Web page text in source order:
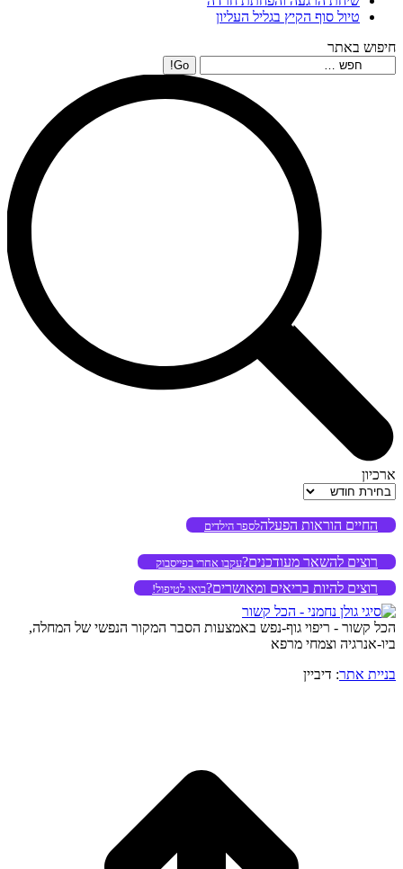
טיול סוף הקיץ בגליל העליון
חיפוש באתר
Search:
ארכיון
ארכיון
החיים הוראות הפעלהלספר הילדים
רוצים להשאר מעודכנים?עקבו אחרי בפייסבוק
רוצים להיות בריאים ומאושרים?בואו לטיפול!
הכל קשור - ריפוי גוף-נפש באמצעות הסבר המקור הנפשי של המחלה,
ביו-אנרגיה וצמחי מרפא
בניית אתר: דיביין